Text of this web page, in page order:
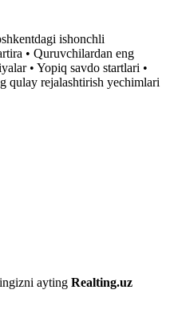
ishonchli
• Quruvchilardan eng
• Yopiq savdo startlari •
qulay rejalashtirish yechimlari
ayting Realting.uz